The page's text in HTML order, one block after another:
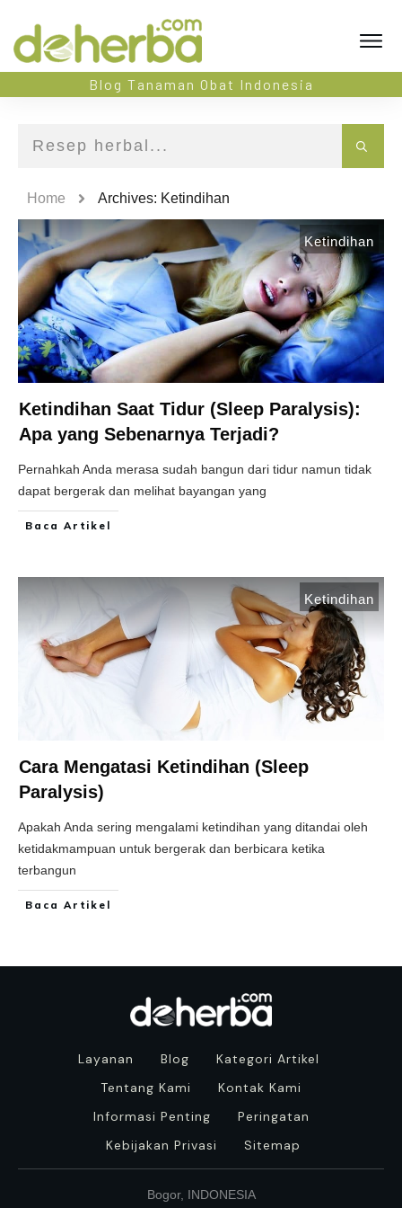
Blog Tanaman Obat Indonesia
Home Archives: Ketindihan
Ketindihan
Ketindihan Saat Tidur (Sleep Paralysis):
Apa yang Sebenarnya Terjadi?
Pernahkah Anda merasa sudah bangun dari tidur namun tidak
dapat bergerak dan melihat bayangan yang
Baca Artikel
Ketindihan
Cara Mengatasi Ketindihan (Sleep
Paralysis)
Apakah Anda sering mengalami ketindihan yang ditandai oleh
ketidakmampuan untuk bergerak dan berbicara ketika
terbangun
Baca Artikel
Layanan Blog
Kategori Artikel
Tentang Kami
Kontak Kami
Informasi Penting
Peringatan
Kebijakan Privasi
Sitemap
Bogor, INDONESIA